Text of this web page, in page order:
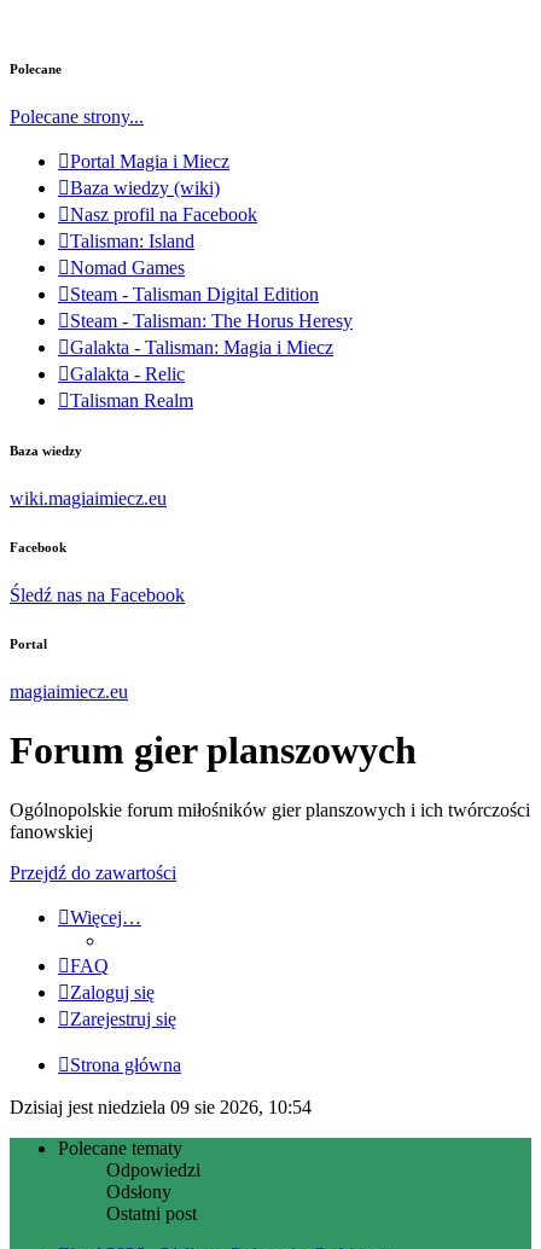
Polecane
Polecane strony...
Portal Magia i Miecz
Baza wiedzy (wiki)
Nasz profil na Facebook
Talisman: Island
Nomad Games
Steam - Talisman Digital Edition
Steam - Talisman: The Horus Heresy
Galakta - Talisman: Magia i Miecz
Galakta - Relic
Talisman Realm
Baza wiedzy
wiki.magiaimiecz.eu
Facebook
Śledź nas na Facebook
Portal
magiaimiecz.eu
Forum gier planszowych
Ogólnopolskie forum miłośników gier planszowych i ich twórczości
fanowskiej
Przejdź do zawartości
Więcej…
FAQ
Zaloguj się
Zarejestruj się
Strona główna
Dzisiaj jest niedziela 09 sie 2026, 10:54
Polecane tematy
Odpowiedzi
Odsłony
Ostatni post